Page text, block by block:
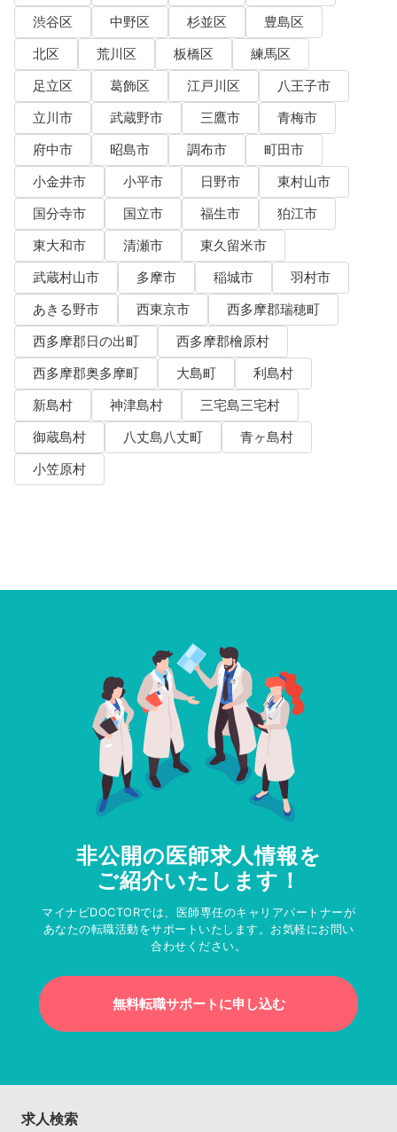
渋谷区
中野区 杉並区
豊島区
北区
荒川区 板橋区
練馬区
足立区
葛飾区 江戸川区
八王子市
立川市
武蔵野市 三鷹市
青梅市
府中市
昭島市 調布市
町田市
小金井市
小平市 日野市
東村山市
国分寺市
国立市 福生市
狛江市
東大和市
清瀬市
東久留米市
武蔵村山市
多摩市 稲城市
羽村市
あきる野市
西東京市
西多摩郡瑞穂町
西多摩郡日の出町
西多摩郡檜原村
西多摩郡奥多摩町
大島町
利島村
新島村
神津島村
三宅島三宅村
御蔵島村
八丈島八丈町
青ヶ島村
小笠原村
非公開の医師求人情報を
ご紹介いたします！
マイナビDOCTORでは、医師専任のキャリアパートナーが
あなたの転職活動をサポートいたします。お気軽にお問い
合わせください。
無料転職サポートに申し込む
求人検索